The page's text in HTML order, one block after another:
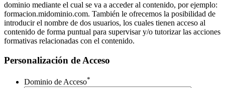
dominio mediante el cual se va a acceder al contenido, por ejemplo:
formacion.midominio.com. También le ofrecemos la posibilidad de
introducir el nombre de dos usuarios, los cuales tienen acceso al
contenido de forma puntual para supervisar y/o tutorizar las acciones
formativas relacionadas con el contenido.
Personalización de Acceso
Dominio de Acceso*